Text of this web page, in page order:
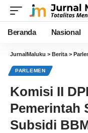
Beranda Nasional
JurnalMaluku > Berita >
PARLEMEN
Komisi II
Pemerintah
Subsidi